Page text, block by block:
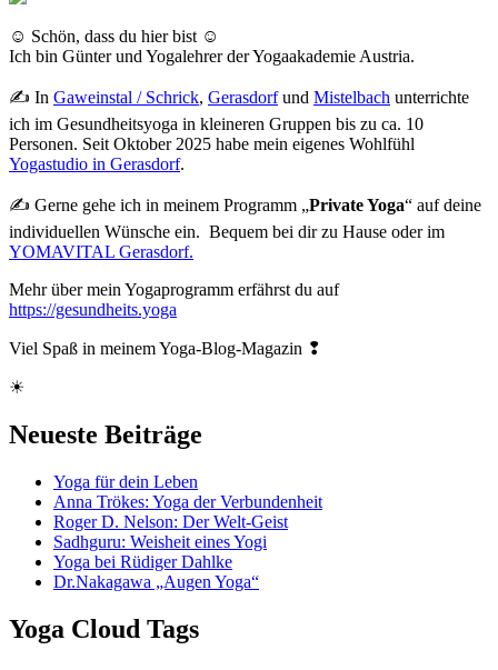
☺ Schön, dass du hier bist ☺
Ich bin Günter und Yogalehrer der Yogaakademie Austria.
✍ In Gaweinstal / Schrick, Gerasdorfund Mistelbach unterrichte
ich im Gesundheitsyoga in kleineren Gruppen bis zu ca. 10
Personen. Seit Oktober 2025 habe mein eigenes Wohlfühl
Yogastudio in Gerasdorf.
✍ Gerne gehe ich in meinem Programm „Private Yoga“ auf deine
individuellen Wünsche ein. Bequem bei dir zu Hause oder im
YOMAVITAL Gerasdorf.
Mehr über mein Yogaprogramm erfährst du auf
https://gesundheits.yoga
Viel Spaß in meinem Yoga-Blog-Magazin ❢
☀
Neueste Beiträge
Yoga für dein Leben
Anna Trökes: Yoga der Verbundenheit
Roger D. Nelson: Der Welt-Geist
Sadhguru: Weisheit eines Yogi
Yoga bei Rüdiger Dahlke
Dr.Nakagawa „Augen Yoga“
Yoga Cloud Tags